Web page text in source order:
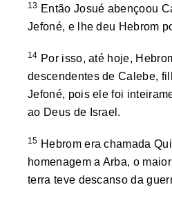
13 Então Josué abençoou
Jefoné, e lhe deu Hebrom
14 Por isso, até hoje,
descendentes de Calebe,
Jefoné, pois ele foi
ao Deus de Israel.
15 Hebrom era chamada
homenagem a Arba, o
terra teve descanso da